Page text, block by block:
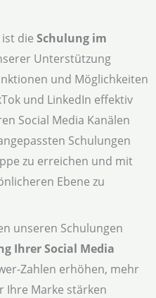
die Schulung im
Unterstützung
und Möglichkeiten
und LinkedIn effektiv
Social Media Kanälen
Schulungen
zu erreichen und mit
Ebene zu
unseren Schulungen
Ihrer Social Media
Zahlen erhöhen, mehr
Ihre Marke stärken